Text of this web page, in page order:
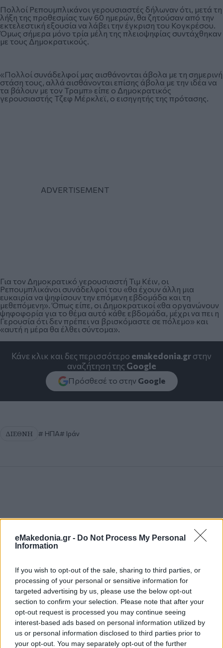
eMakedonia.gr - Do Not Process My Personal
Information
If you wish to opt-out of the sale, sharing to third parties, or
processing of your personal or sensitive information for
targeted advertising by us, please use the below opt-out
section to confirm your selection. Please note that after your
opt-out request is processed you may continue seeing
interest-based ads based on personal information utilized by
us or personal information disclosed to third parties prior to
your opt-out. You may separately opt-out of the further
Πολλοί Ρεπουμπλικάνοι γερουσιαστές δήλωναν ότι, μετά τη
λήξη της προθεσμίας των 60 ημερών, θα ζητούσαν από την
εκτελεστική εξουσία να λάβει την έγκριση του Κογκρέσου.
Όμως σήμερα μόνο τρία μέλη της πλειοψηφίας συντάχθηκαν
με τους Δημοκρατικούς.
«Πολλοί συνάδελφοί μας αισθάνονται άβολα με τη σημερινή
στάση τους, αλλά αισθάνονται επίσης άβολα με την ιδέα να
τα βάλουν με τον Τραμπ» είπε ο Δημοκρατικός
γερουσιαστής Τζεφ Μέρκλεϊ, ο εισηγητής της πρότασης.
Για τον Δημοκρατικό γερουσιαστή Τιμ Κέιν, οι
Ρεπουμπλικάνοι συνάδελφοί του «θα έχουν άλλη μια
ευκαιρία να ψηφίσουν την επόμενη εβδομάδα και τη
μεθεπόμενη». Όπως είπε, οι Δημοκρατικοί «θα οργανώνουν
ψηφοφορία για το θέμα αυτό κάθε εβδομάδα, μέχρι να πει η
Γερουσία ότι δεν πρέπει να βρισκόμαστε σε πόλεμο» και
«αυτή η μέρα θα έλθει σύντομα».
Κάνε κλικ και δες περισσότερο emakedonia.grστην
αναζήτηση της Google
Πρόσθεσέ το στην Google
ΔΙΕΘΝΗ ΗΠΑ Ιράν